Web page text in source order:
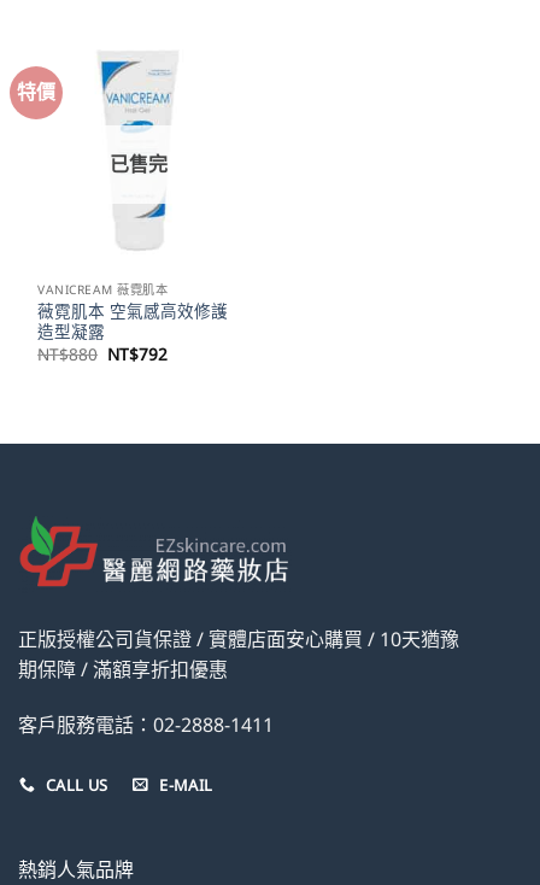
特價
已售完
VANICREAM 薇霓肌本
薇霓肌本 空氣感高效修護
造型凝露
NT$880 原
始
NT$792目
前
正版授權公司貨保證 / 實體店面安心購買 / 10天猶豫
期保障 / 滿額享折扣優惠
客戶服務電話：02-2888-1411
CALL US E-MAIL
熱銷人氣品牌